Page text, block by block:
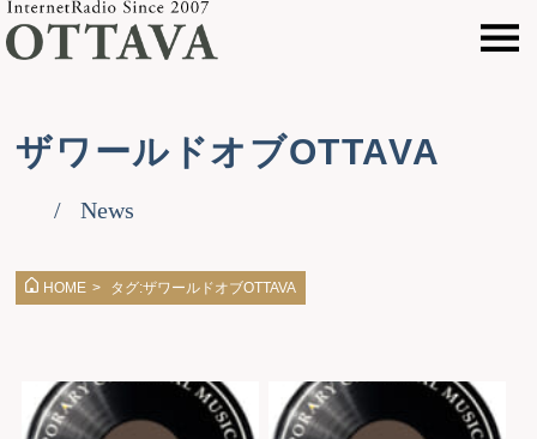
ザワールドオブOTTAVA
News
HOME > タグ:ザワールドオブOTTAVA